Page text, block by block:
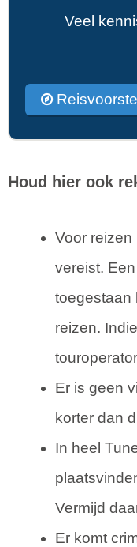
Veel
Houd hier ook
Voor
vereist.
toegestaan
reizen.
Er is geen
korter dan
In heel
Vermijd
Er komt